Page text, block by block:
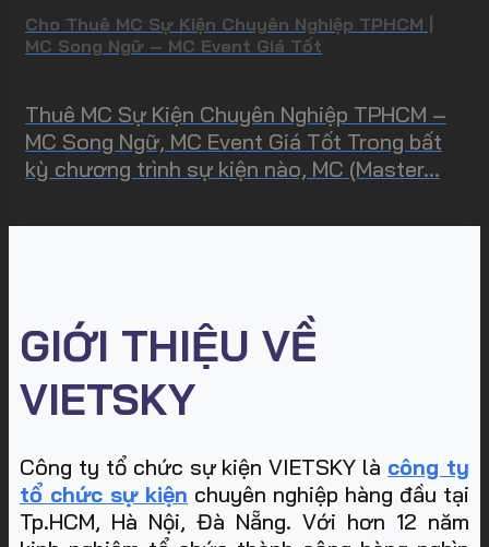
Cho Thuê MC Sự Kiện Chuyên Nghiệp TPHCM |
MC Song Ngữ – MC Event Giá Tốt
Thuê MC Sự Kiện Chuyên Nghiệp TPHCM –
MC Song Ngữ, MC Event Giá Tốt Trong bất
kỳ chương trình sự kiện nào, MC (Master...
GIỚI THIỆU VỀ
VIETSKY
Công ty tổ chức sự kiện VIETSKY là công ty
tổ chức sự kiện chuyên nghiệp hàng đầu tại
Tp.HCM, Hà Nội, Đà Nẵng. Với hơn 12 năm